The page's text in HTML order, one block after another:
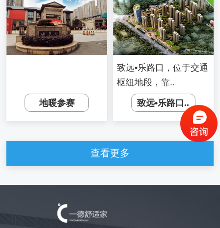
地暖参赛
致远•乐路口，位于交通
枢纽地段，靠..
致远•乐路口..
查看更多